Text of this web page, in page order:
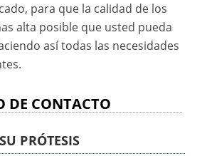
para que la calidad de los
alta posible que usted pueda
así todas las necesidades
DE CONTACTO
PRÓTESIS